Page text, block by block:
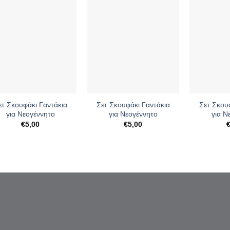
Σκουφάκι Γαντάκια
για Νεογέννητο
€5,00
Σετ Σκουφάκι Γαντάκια
για Νεογέννητο
€5,00
Σετ
για
€